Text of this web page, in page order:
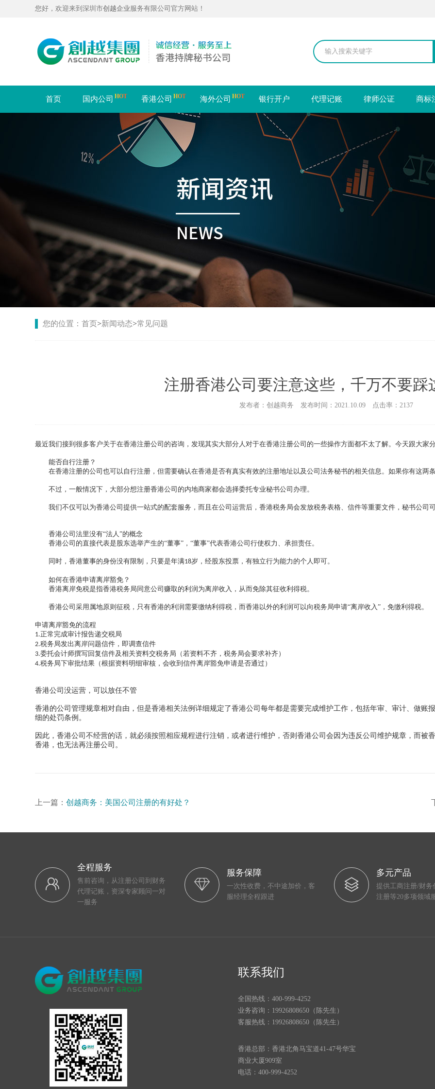
您好，欢迎来到深圳市创越企业服务有限公司官方网站！
首页 国内公司 HOT 香港公司 HOT 海外公司 HOT 银行开户 代理记账 律师公证 商标
您的位置： 首页>新闻动态>常见问题
注册香港公司要注意这些，千万不要踩
发布者：创越商务 发布时间：2021.10.09 点击率：2137
最近我们接到很多客户关于在香港注册公司的咨询，发现其实大部分人对于在香港注册公司的一些操作方面都不太了解。今天跟大家
能否自行注册？
在香港注册的公司也可以自行注册，但需要确认在香港是否有真实有效的注册地址以及公司法务秘书的相关信息。如果你有这两
不过，一般情况下，大部分想注册香港公司的内地商家都会选择委托专业秘书公司办理。
我们不仅可以为香港公司提供一站式的配套服务，而且在公司运营后，香港税务局会发放税务表格、信件等重要文件，秘书公司
香港公司法里没有“法人”的概念
香港公司的直接代表是股东选举产生的“董事”，“董事”代表香港公司行使权力、承担责任。
同时，香港董事的身份没有限制，只要是年满18岁，经股东投票，有独立行为能力的个人即可。
如何在香港申请离岸豁免？
香港离岸免税是指香港税务局同意公司赚取的利润为离岸收入，从而免除其征收利得税。
香港公司采用属地原则征税，只有香港的利润需要缴纳利得税，而香港以外的利润可以向税务局申请“离岸收入”，免缴利得税。
申请离岸豁免的流程
1.正常完成审计报告递交税局
2.税务局发出离岸问题信件，即调查信件
3.委托会计师撰写回复信件及相关资料交税务局（若资料不齐，税务局会要求补齐）
4.税务局下审批结果（根据资料明细审核，会收到信件离岸豁免申请是否通过）
香港公司没运营，可以放任不管
香港的公司管理规章相对自由，但是香港相关法例详细规定了香港公司每年都是需要完成维护工作，包括年审、审计、做账
细的处罚条例。
因此，香港公司不经营的话，就必须按照相应规程进行注销，或者进行维护，否则香港公司会因为违反公司维护规章，而被
香港，也无法再注册公司。
上一篇： 创越商务：美国公司注册的有好处？
全程服务
售前咨询，从注册公司到财务
代理记账，资深专家顾问一对
一服务
服务保障
一次性收费，不中途加价，客
服经理全程跟进
多元产品
提供工商注册/财务
注册等20多项领域
联系我们
全国热线：400-999-4252
业务咨询：19926808650（陈先生）
客服热线：19926808650（陈先生）
香港总部：香港北角马宝道41-47号华宝
商业大厦909室
电话：400-999-4252